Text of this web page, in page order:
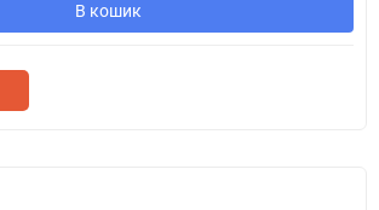
В кошик